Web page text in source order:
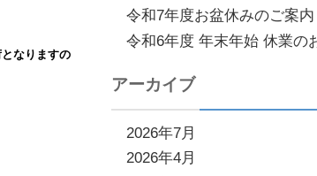
なりますの
令和7年度お盆休みのご案内
令和6年度 年末年始 休業の
アーカイブ
2026年7月
2026年4月